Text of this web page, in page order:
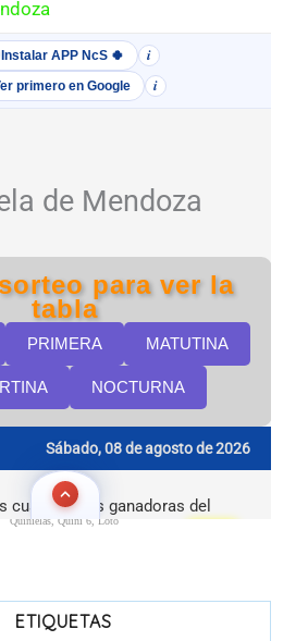
Quinielas, Quini 6, Loto
ETIQUETAS